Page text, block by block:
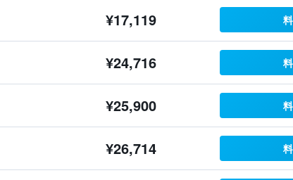
¥17,119
¥24,716
¥25,900
¥26,714